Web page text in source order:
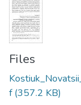
Files
f(357.2 KB)